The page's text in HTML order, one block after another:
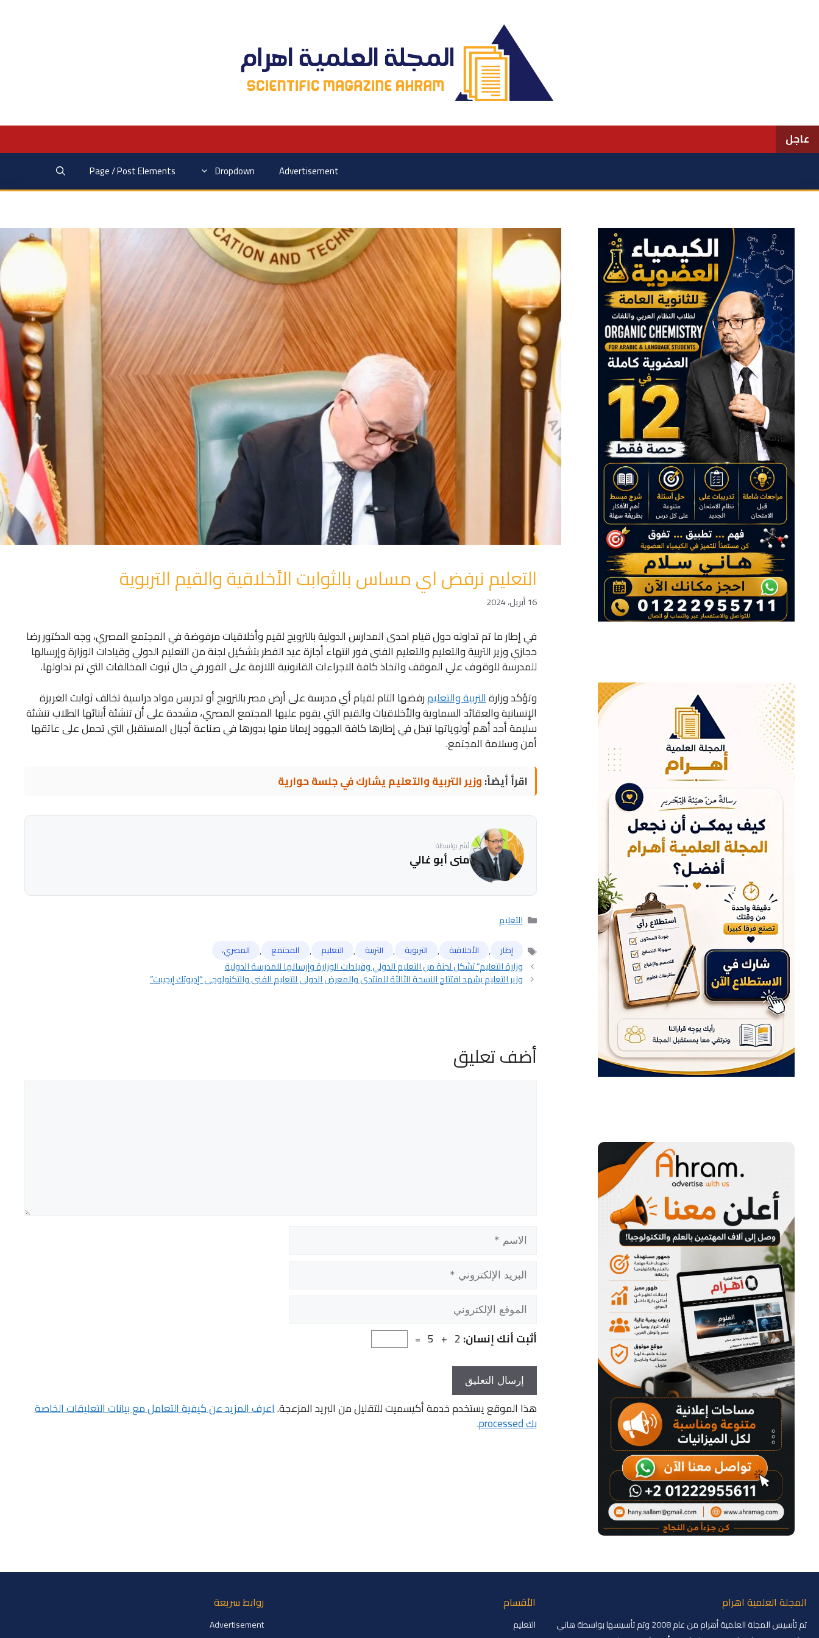
عاجل
Advertisement
Dropdown
Page / Post Elements
التعليم نرفض اي مساس بالثوابت الأخلاقية والقيم التربوية
16 أبريل، 2024
في إطار ما تم تداوله حول قيام احدى المدارس الدولية بالترويج لقيم وأخلاقيات مرفوضة في المجتمع المصري، وجه الدكتور رضا
حجازي وزير التربية والتعليم والتعليم الفني فور انتهاء أجازة عيد الفطر بتشكيل لجنة من التعليم الدولي وقيادات الوزارة وإرسالها
للمدرسة للوقوف علي الموقف واتخاذ كافة الاجراءات القانونية اللازمة على الفور في حال ثبوت المخالفات التي تم تداولها.
وتؤكد وزارةالتربية والتعليمرفضها التام لقيام أي مدرسة على أرض مصر بالترويج أو تدريس مواد دراسية تخالف ثوابت الغريزة
الإنسانية والعقائد السماوية والأخلاقيات والقيم التي يقوم عليها المجتمع المصري، مشددة على أن تنشئة أبنائها الطلاب تنشئة
سليمة أحد أهم أولوياتها تبذل في إطارها كافة الجهود إيمانا منها بدورها في صناعة أجيال المستقبل التي تحمل على عاتقها
أمن وسلامة المجتمع.
اقرأ أيضاً:وزير التربية والتعليم يشارك في جلسة حوارية
نُشر بواسطة
منى أبو غالي
التصنيفات
التعليم
الوسومإطار , الأخلاقية , التربوية , التربية , التعليم , ﺍﻟﻤﺠﺘﻤﻊ , المصري،
وزارة التعليم” تشكل لجنة من التعليم الدولي وقيادات الوزارة وإرسالها للمدرسة الدولية
وزير التعليم يشهد افتتاح النسخة الثالثة للمنتدى والمعرض الدولي للتعليم الفني والتكنولوجي “إديوتك إيجيبت”
أضف تعليق
الاسم
البريد
الإلكتروني
الموقع
الإلكتروني
أثبت أنك إنسان: 2 + 5 =
هذا الموقع يستخدم خدمة أكيسميت للتقليل من البريد المزعجة.اعرف المزيد عن كيفية التعامل مع بيانات التعليقات الخاصة
بك processed .
المجلة العلمية اهرام
تم تأسيس المجلة العلمية أهرام من عام 2008 وتم تأسيسها بواسطة هاني
الأقسام
التعليم
روابط سريعة
Advertisement